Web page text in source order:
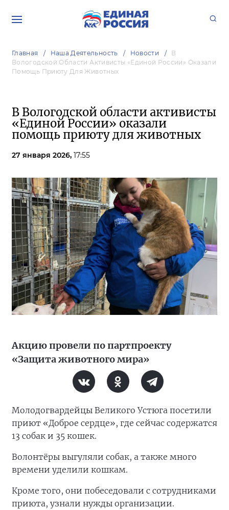
Главная Наша Деятельность Новости
В
Вологодской Области Активисты «Единой России» Оказали
Помощь Приюту Для Животных
В Вологодской области активисты
«Единой России» оказали
помощь приюту для животных
27 января 2026, 17:55
Акцию провели по партпроекту
«Защита животного мира»
Молодогвардейцы Великого Устюга посетили
приют «Доброе сердце», где сейчас содержатся
13 собак и 35 кошек.
Волонтёры выгуляли собак, а также много
времени уделили кошкам.
Кроме того, они побеседовали с сотрудниками
приюта, узнали нужды организации.